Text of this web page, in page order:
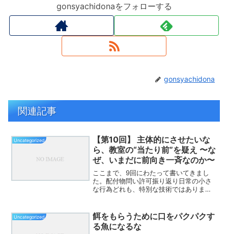
gonsyachidonaをフォローする
gonsyachidona
関連記事
Uncategorized
【第10回】 主体的にさせたいな
ら、教室の“当たり前”を疑え 〜な
ぜ、いまだに前向き一斉なのか〜
ここまで、9回にわたって書いてきまし
た。配付物問い許可振り返り日常の小さ
な行為どれも、特別な技術ではありませ
決まるということ。そんな中で、どうし
ても最後に触れたいこと...
Uncategorized
餌をもらうために口をパクパクす
る魚になるな